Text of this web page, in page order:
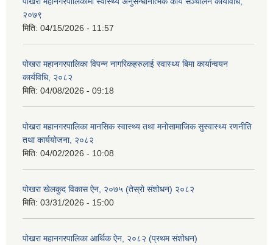
२०७९
मिति: 04/15/2026 - 11:57
पोखरा महानगरपालिका विपन्न नागरिकहरुलाई स्वास्थ्य बिमा कार्यान्वयन
कार्यविधि, २०८२
मिति: 04/08/2026 - 09:18
पोखरा महानगरपालिका मानसिक स्वास्थ्य तथा मनोसामाजिक सुस्वास्थ्य रणनीति
तथा कार्ययोजना, २०८२
मिति: 04/02/2026 - 10:08
पोखरा खेलकुद विकास ऐन, २०७५ (तेस्रो संशोधन) २०८२
मिति: 03/31/2026 - 15:00
पोखरा महानगरपालिका आर्थिक ऐन, २०८२ (प्रथम संशोधन)